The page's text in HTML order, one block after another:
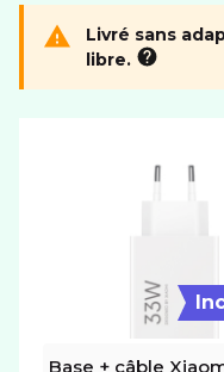
Livré sans
libre.
Base + câble